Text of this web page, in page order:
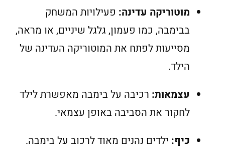
מוטוריקה עדינה: פעילויות המשחק
בבימבה, כמו פעמון, גלגל שיניים, או מראה,
מסייעות לפתח את המוטוריקה העדינה של
הילד.
עצמאות: רכיבה על בימבה מאפשרת לילד
לחקור את הסביבה באופן עצמאי.
כיף: ילדים נהנים מאוד לרכוב על בימבה.